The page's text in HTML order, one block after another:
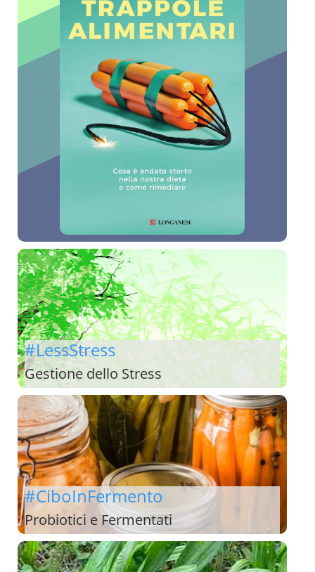
#LessStress
Gestione dello Stress
#CiboInFermento
Probiotici e Fermentati